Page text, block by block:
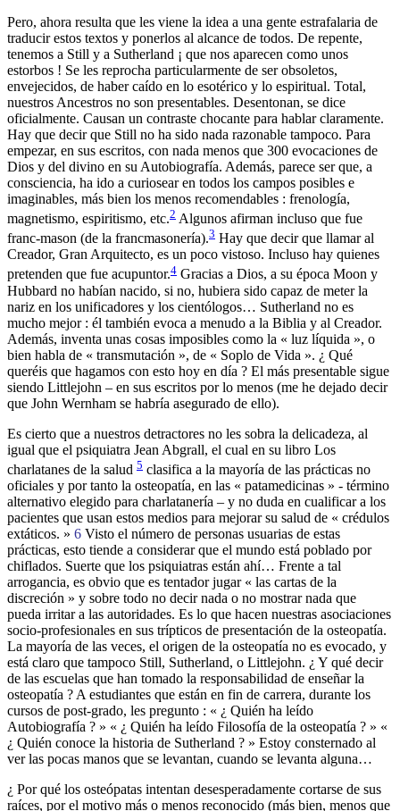
Pero, ahora resulta que les viene la idea a una gente estrafalaria de
traducir estos textos y ponerlos al alcance de todos. De repente,
tenemos a Still y a Sutherland ¡ que nos aparecen como unos
estorbos ! Se les reprocha particularmente de ser obsoletos,
envejecidos, de haber caído en lo esotérico y lo espiritual. Total,
nuestros Ancestros no son presentables. Desentonan, se dice
oficialmente. Causan un contraste chocante para hablar claramente.
Hay que decir que Still no ha sido nada razonable tampoco. Para
empezar, en sus escritos, con nada menos que 300 evocaciones de
Dios y del divino en su Autobiografía. Además, parece ser que, a
consciencia, ha ido a curiosear en todos los campos posibles e
imaginables, más bien los menos recomendables : frenología,
magnetismo, espiritismo, etc.2 Algunos afirman incluso que fue
franc-mason (de la francmasonería).3 Hay que decir que llamar al
Creador, Gran Arquitecto, es un poco vistoso. Incluso hay quienes
pretenden que fue acupuntor.4 Gracias a Dios, a su época Moon y
Hubbard no habían nacido, si no, hubiera sido capaz de meter la
nariz en los unificadores y los cientólogos… Sutherland no es
mucho mejor : él también evoca a menudo a la Biblia y al Creador.
Además, inventa unas cosas imposibles como la « luz líquida », o
bien habla de « transmutación », de « Soplo de Vida ». ¿ Qué
queréis que hagamos con esto hoy en día ? El más presentable sigue
siendo Littlejohn – en sus escritos por lo menos (me he dejado decir
que John Wernham se habría asegurado de ello).
Es cierto que a nuestros detractores no les sobra la delicadeza, al
igual que el psiquiatra Jean Abgrall, el cual en su libro Los
charlatanes de la salud 5 clasifica a la mayoría de las prácticas no
oficiales y por tanto la osteopatía, en las « patamedicinas » - término
alternativo elegido para charlatanería – y no duda en cualificar a los
pacientes que usan estos medios para mejorar su salud de « crédulos
extáticos. » 6 Visto el número de personas usuarias de estas
prácticas, esto tiende a considerar que el mundo está poblado por
chiflados. Suerte que los psiquiatras están ahí… Frente a tal
arrogancia, es obvio que es tentador jugar « las cartas de la
discreción » y sobre todo no decir nada o no mostrar nada que
pueda irritar a las autoridades. Es lo que hacen nuestras asociaciones
socio-profesionales en sus trípticos de presentación de la osteopatía.
La mayoría de las veces, el origen de la osteopatía no es evocado, y
está claro que tampoco Still, Sutherland, o Littlejohn. ¿ Y qué decir
de las escuelas que han tomado la responsabilidad de enseñar la
osteopatía ? A estudiantes que están en fin de carrera, durante los
cursos de post-grado, les pregunto : « ¿ Quién ha leído
Autobiografía ? » « ¿ Quién ha leído Filosofía de la osteopatía ? » «
¿ Quién conoce la historia de Sutherland ? » Estoy consternado al
ver las pocas manos que se levantan, cuando se levanta alguna…
¿ Por qué los osteópatas intentan desesperadamente cortarse de sus
raíces, por el motivo más o menos reconocido (más bien, menos que